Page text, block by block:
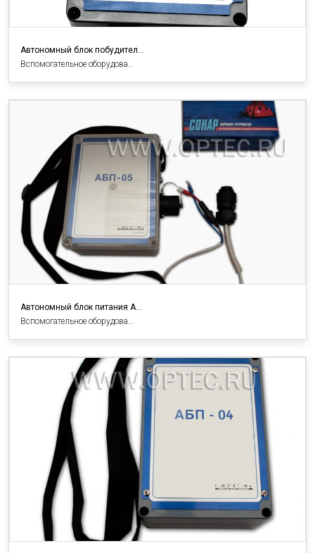
Автономный блок побудител…
Вспомогательное оборудова…
Автономный блок питания А…
Вспомогательное оборудова…